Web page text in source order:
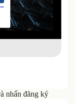
nhấn đăng ký